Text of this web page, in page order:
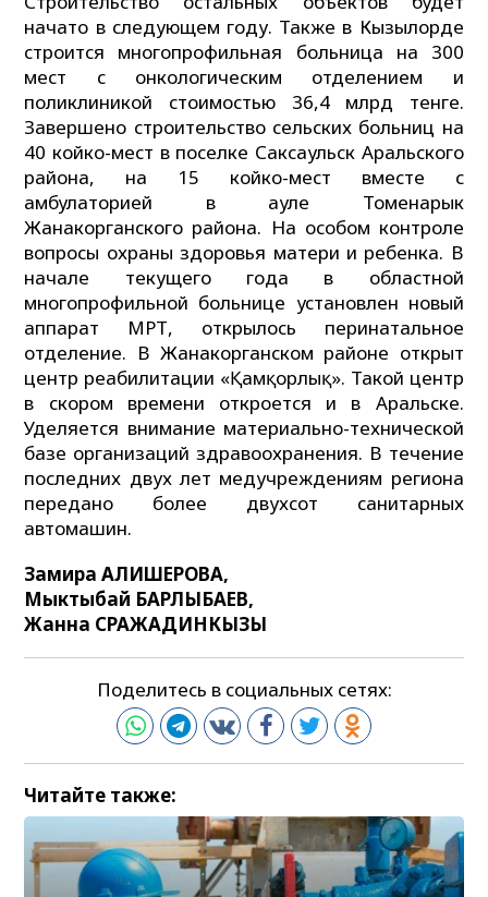
начато в следующем году. Также в Кызылорде
строится многопрофильная больница на 300
мест с онкологическим отделением и
поликлиникой стоимостью 36,4 млрд тенге.
Завершено строительство сельских больниц на
40 койко-мест в поселке Саксаульск Аральского
района, на 15 койко-мест вместе с
амбулаторией в ауле Томенарык
Жанакорганского района. На особом контроле
вопросы охраны здоровья матери и ребенка. В
начале текущего года в областной
многопрофильной больнице установлен новый
аппарат МРТ, открылось перинатальное
отделение. В Жанакорганском районе открыт
центр реабилитации «Қамқорлық». Такой центр
в скором времени откроется и в Аральске.
Уделяется внимание материально-технической
базе организаций здравоохранения. В течение
последних двух лет медучреждениям региона
передано более двухсот санитарных
автомашин.
Замира АЛИШЕРОВА,
Мыктыбай БАРЛЫБАЕВ,
Жанна СРАЖАДИНКЫЗЫ
Поделитесь в социальных сетях:
Читайте также: